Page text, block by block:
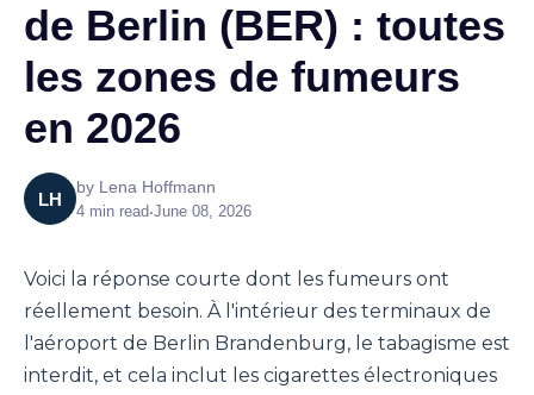
de Berlin (BER) : toutes
les zones de fumeurs
en 2026
LH
by Lena Hoffmann
4 min read•June 08, 2026
Voici la réponse courte dont les fumeurs ont
réellement besoin. À l'intérieur des terminaux de
l'aéroport de Berlin Brandenburg, le tabagisme est
interdit, et cela inclut les cigarettes électroniques